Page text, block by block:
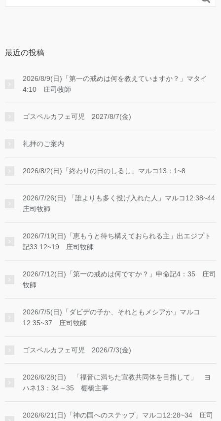
最近の投稿
2026/8/9(日)「第一の戒めは何を教えていますか？」マタイ
4:10 庄司牧師
ゴスペルカフェ可児 2027/8/7(金)
礼拝のご案内
2026/8/2(日)「終わりの日のしるし」マルコ13：1~8
2026/7/26(日) 「誰よりも多く投げ入れた人」マルコ12:38~44
庄司牧師
2026/7/19(日)「恵もうと待ち構えておられる主」出エジプト
記33:12~19 庄司牧師
2026/7/12(日)「第一の戒めは何ですか？」申命記4：35 庄司
牧師
2026/7/5(日)「ダビデの子か、それともメシアか」マルコ
12:35~37 庄司牧師
ゴスペルカフェ可児 2026/7/3(金)
2026/6/28(日) 「福音に満ちた宣教共同体を目指して」 ヨ
ハネ13：34～35 棚橋主事
2026/6/21(日)「神の国へのステップ」マルコ12:28~34 庄司